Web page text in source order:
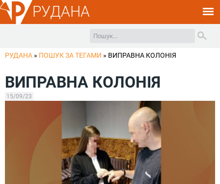
РУДАНА
РУДАНА » ПОШУК ЗА ТЕГАМИ » ВИПРАВНА КОЛОНІЯ
ВИПРАВНА КОЛОНІЯ
15/09/23